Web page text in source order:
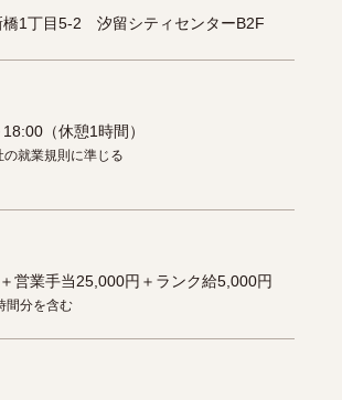
橋1丁目5-2 汐留シティセンターB2F
（休憩1時間）
就業規則に準じる
営業手当25,000円＋ランク給5,000円
間分を含む